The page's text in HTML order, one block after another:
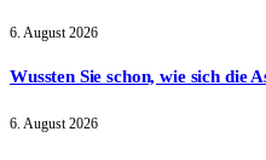
6. August 2026
Wussten Sie schon, wie sich die
6. August 2026